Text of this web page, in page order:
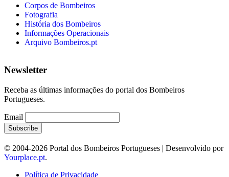
Corpos de Bombeiros
Fotografia
História dos Bombeiros
Informações Operacionais
Arquivo Bombeiros.pt
Newsletter
Receba as últimas informações do portal dos Bombeiros
Portugueses.
Email
© 2004-2026 Portal dos Bombeiros Portugueses | Desenvolvido por
Yourplace.pt.
Política de Privacidade